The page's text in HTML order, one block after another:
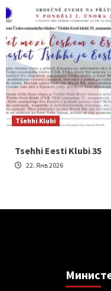
Tšehhi Klubi
Tsehhi Eesti Klubi 35
22. Янв 2026